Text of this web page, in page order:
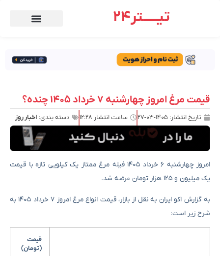
تیـــــتر24
قیمت مرغ امروز چهارشنبه ۷ خرداد ۱۴۰۵ چنده؟
تاریخ انتشار: ۱۴۰۵-۰۳-۲۷ ساعت انتشار ۱۲:۲۸ دسته بندی: اخبار روز
امروز چهارشنبه ۶ خرداد ۱۴۰۵ فیله مرغ ممتاز یک کیلویی تازه با قیمت
یک میلیون و ۱۲۵ هزار تومان عرضه شد.
به گزارش اکو ایران به نقل از بازار، قیمت انواع مرغ امروز ۷ خرداد ۱۴۰۵ به
شرح زیر است:
قیمت
(تومان)